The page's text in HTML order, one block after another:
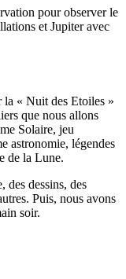
pour observer le
et Jupiter avec
la « Nuit des Etoiles »
que nous allons
Solaire, jeu
astronomie, légendes
de la Lune.
des dessins, des
Puis, nous avons
soir.